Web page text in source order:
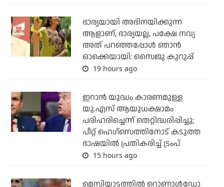
ഭാര്യയായി അഭിനയിക്കുന്ന
ആളാണ്, ഭാര്യയല്ല, പക്ഷേ നവ്യ
അത് പറഞ്ഞപ്പോള്‍ ഞാന്‍
ഓക്കെയായി: സൈജു കുറുപ്പ്
19 hours ago
ഇറാന്‍ യുദ്ധം കാരണമുള്ള
യു.എസ് ആയുധക്ഷാമം
പരിഹരിച്ചെന്ന് തെറ്റിദ്ധരിപ്പിച്ചു;
പീറ്റ് ഹെഗ്‌സെത്തിനോട് കടുത്ത
ഭാഷയില്‍ പ്രതികരിച്ച് ട്രംപ്
15 hours ago
മെസിയാട്ടത്തില്‍ റൊണാള്‍ഡോ